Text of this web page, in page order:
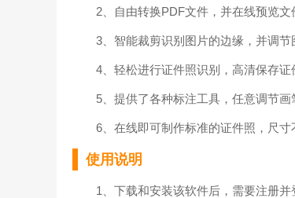
2、自由转换PDF文件，并在线预览文
3、智能裁剪识别图片的边缘，并调节
4、轻松进行证件照识别，高清保存证
5、提供了各种标注工具，任意调节画
6、在线即可制作标准的证件照，尺寸
使用说明
1、下载和安装该软件后，需要注册并